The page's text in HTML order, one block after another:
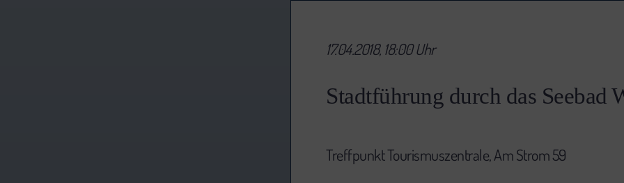
Stadtführung durch das Seebad
17.04.2018, 18:00 Uhr
Treffpunkt Tourismuszentrale, Am Strom 59